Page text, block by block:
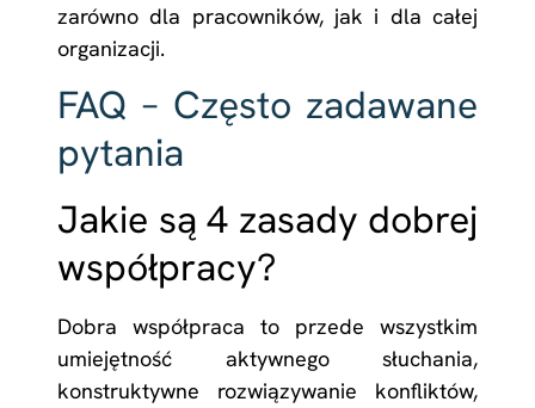
zarówno dla pracowników, jak i dla całej
organizacji.
FAQ – Często zadawane
pytania
Jakie są 4 zasady dobrej
współpracy?
Dobra współpraca to przede wszystkim
umiejętność aktywnego słuchania,
konstruktywne rozwiązywanie konfliktów,